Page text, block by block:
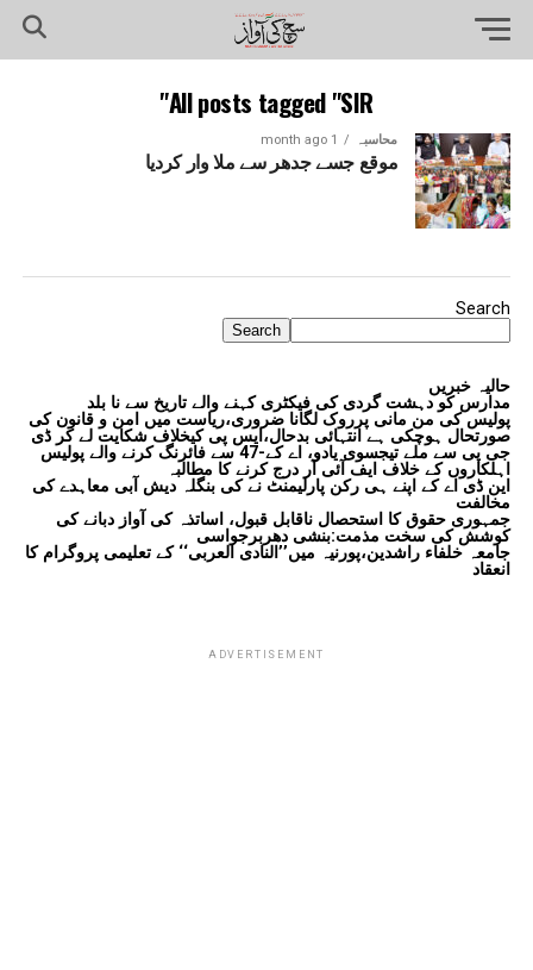
All posts tagged "SIR"
محاسبہ 1 month ago
موقع جسے جدھر سے ملا وار کردیا
Search
Search
حالیہ خبریں
مدارس کو دہشت گردی کی فیکٹری کہنے والے تاریخ سے نا بلد
پولیس کی من مانی پرروک لگانا ضروری،ریاست میں امن و قانون کی
صورتحال ہوچکی ہے انتہائی بدحال،ایس پی کیخلاف شکایت لے کر ڈی
جی پی سے ملے تیجسوی یادو، اے کے-47 سے فائرنگ کرنے والے پولیس
اہلکاروں کے خلاف ایف آئی آر درج کرنے کا مطالبہ
این ڈی اے کے اپنے ہی رکن پارلیمنٹ نے کی بنگلہ دیش آبی معاہدے کی
مخالفت
جمہوری حقوق کا استحصال ناقابل قبول، اساتذہ کی آواز دبانے کی
کوشش کی سخت مذمت:بنشی دھربرجواسی
جامعہ خلفاء راشدین،پورنیہ میں’’النادی العربی‘‘ کے تعلیمی پروگرام کا
انعقاد
ADVERTISEMENT